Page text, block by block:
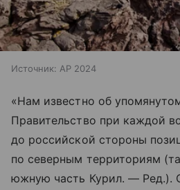
Источник: AP 2024
«Нам известно об
Правительство при каждой
до российской стороны
по северным территориям
южную часть Курил. — Ред.).